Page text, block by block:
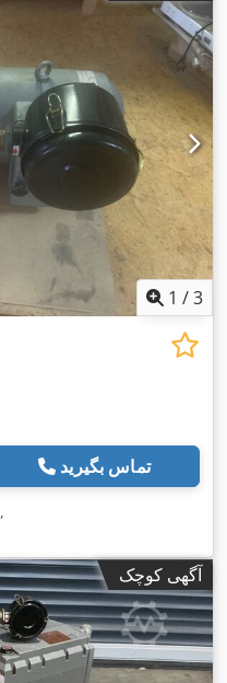
1 /3
تماس بگیرید
,
آگهی کوچک